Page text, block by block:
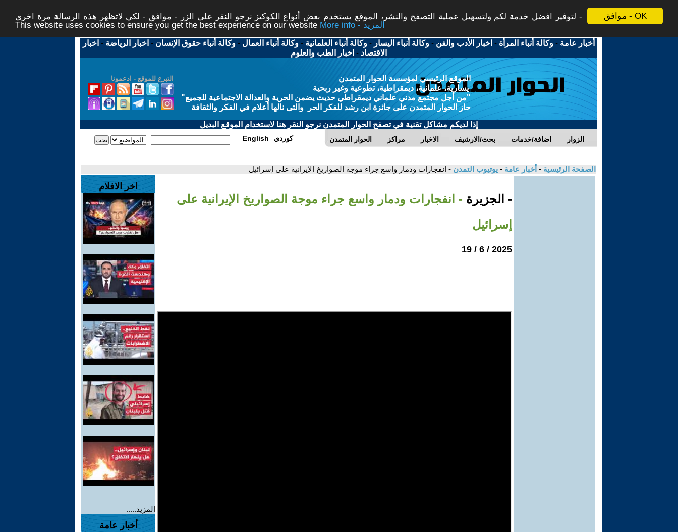
موافق - OK
لتوفير افضل خدمة لكم ولتسهيل عملية التصفح والنشر، الموقع يستخدم بعض أنواع الكوكيز نرجو النقر على الزر - موافق - لكي لاتظهر هذه الرسالة مرة اخرى -
This website uses cookies to ensure you get the best experience on our website
More info - المزيد
أخبار عامة -وكالة أنباء المرأة - اخبار الأدب والفن -وكالة أنباء اليسار -وكالة أنباء العلمانية -وكالة أنباء العمال -وكالة أنباء حقوق الإنسان - اخبار الرياضة - اخبار
الاقتصاد - اخبار الطب والعلوم
التبرع للموقع - ادعمونا
الموقع الرئيسي لمؤسسة الحوار المتمدن
يسارية، علمانية، ديمقراطية، تطوعية وغير ربحية
"من أجل مجتمع مدني علماني ديمقراطي حديث يضمن الحرية والعدالة الاجتماعية للجميع"
حاز الحوار المتمدن على جائزة ابن رشد للفكر الحر والتى نالها أعلام في الفكر والثقافة
إذا لديكم مشاكل تقنية في تصفح الحوار المتمدن نرجو النقر هنا لاستخدام الموقع البديل
الحوار المتمدن مراكز الاخبار بحث/الارشيف اضافة/خدمات الزوار English كوردي
الصفحة الرئيسية - أخبار عامة - يوتيوب التمدن - انفجارات ودمار واسع جراء موجة الصواريخ الإيرانية على إسرائيل
- الجزيرة - انفجارات ودمار واسع جراء موجة الصواريخ الإيرانية على
إسرائيل
2025 / 6 / 19
اخر الافلام
المزيد.....
أخبار عامة